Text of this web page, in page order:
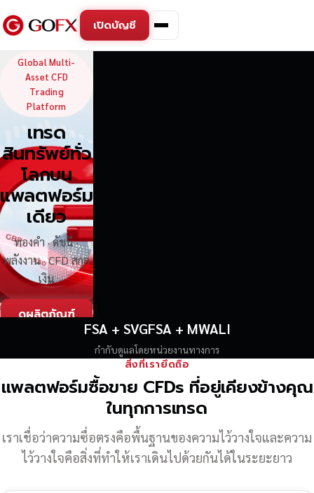
เปิดบัญชี
GoFX — Global Multi-
Global Multi-
Asset CFD
Trading
Platform
เทรด
สินทรัพย์ทั่ว
โลกบน
แพลตฟอร์ม
เดียว
ทองคำ · ดัชนี ·
พลังงาน · CFD สกุล
เงิน
ดูผลิตภัณฑ์
FSA + SVGFSA + MWALI
กำกับดูแลโดยหน่วยงานทางการ
สิ่งที่เรายึดถือ
แพลตฟอร์มซื้อขาย CFDs ที่อยู่เคียงข้างคุณ
ในทุกการเทรด
เราเชื่อว่าความซื่อตรงคือพื้นฐานของความไว้วางใจและความ
ไว้วางใจคือสิ่งที่ทำให้เราเดินไปด้วยกันได้ในระยะยาว